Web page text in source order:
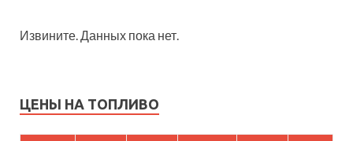
Извините. Данных пока нет.
ЦЕНЫ НА ТОПЛИВО